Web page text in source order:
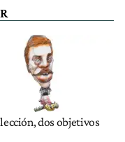
dos objetivos